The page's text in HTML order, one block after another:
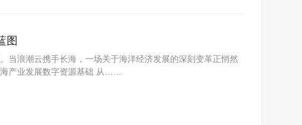
图
当浪潮云携手长海，一场关于海洋经济发展的深刻变革正悄然
产业发展数字资源基础 从……